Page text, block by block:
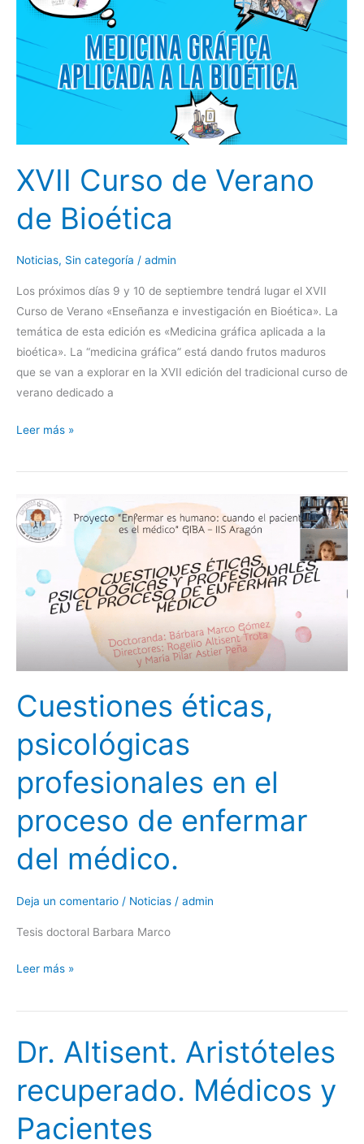
XVII Curso de Verano
de Bioética
Noticias, Sin categoría / admin
Los próximos días 9 y 10 de septiembre tendrá lugar el XVII
Curso de Verano «Enseñanza e investigación en Bioética». La
temática de esta edición es «Medicina gráfica aplicada a la
bioética». La “medicina gráfica” está dando frutos maduros
que se van a explorar en la XVII edición del tradicional curso de
verano dedicado a
Verano
Bioética
Leer más »
Cuestiones éticas,
psicológicas
profesionales en el
proceso de enfermar
del médico.
Deja un comentario / Noticias / admin
Tesis doctoral Barbara Marco
Cuestiones
éticas,
psicológicas
profesionales
en
médico.
Leer más »
Dr. Altisent. Aristóteles
recuperado. Médicos y
Pacientes
Dr.
Altisent.
Aristóteles
recuperado.
Médicos